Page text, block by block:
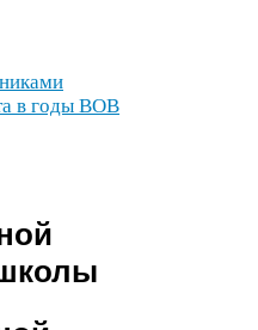
в годы ВОВ